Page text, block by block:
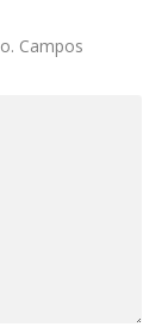
Campos